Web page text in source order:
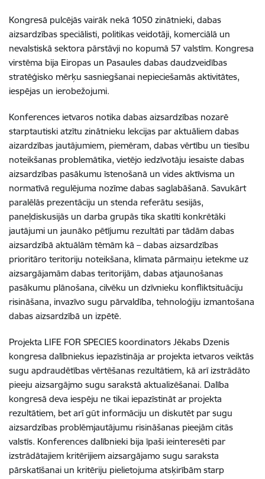
Kongresā pulcējās vairāk nekā 1050 zinātnieki, dabas
aizsardzības speciālisti, politikas veidotāji, komerciālā un
nevalstiskā sektora pārstāvji no kopumā 57 valstīm. Kongresa
virstēma bija Eiropas un Pasaules dabas daudzveidības
stratēģisko mērķu sasniegšanai nepieciešamās aktivitātes,
iespējas un ierobežojumi.
Konferences ietvaros notika dabas aizsardzības nozarē
starptautiski atzītu zinātnieku lekcijas par aktuāliem dabas
aizardzības jautājumiem, piemēram, dabas vērtību un tiesību
noteikšanas problemātika, vietējo iedzīvotāju iesaiste dabas
aizsardzības pasākumu īstenošanā un vides aktīvisma un
normatīvā regulējuma nozīme dabas saglabāšanā. Savukārt
paralēlās prezentāciju un stenda referātu sesijās,
paneļdiskusijās un darba grupās tika skatīti konkrētāki
jautājumi un jaunāko pētījumu rezultāti par tādām dabas
aizsardzībā aktuālām tēmām kā – dabas aizsardzības
prioritāro teritoriju noteikšana, klimata pārmaiņu ietekme uz
aizsargājamām dabas teritorijām, dabas atjaunošanas
pasākumu plānošana, cilvēku un dzīvnieku konfliktsituāciju
risināšana, invazīvo sugu pārvaldība, tehnoloģiju izmantošana
dabas aizsardzībā un izpētē.
Projekta LIFE FOR SPECIES koordinators Jēkabs Dzenis
kongresa dalībniekus iepazīstināja ar projekta ietvaros veiktās
sugu apdraudētības vērtēšanas rezultātiem, kā arī izstrādāto
pieeju aizsargājmo sugu sarakstā aktualizēšanai. Dalība
kongresā deva iespēju ne tikai iepazīstināt ar projekta
rezultātiem, bet arī gūt informāciju un diskutēt par sugu
aizsardzības problēmjautājumu risināšanas pieejām citās
valstīs. Konferences dalībnieki bija īpaši ieinteresēti par
izstrādātajiem kritērijiem aizsargājamo sugu saraksta
pārskatīšanai un kritēriju pielietojuma atsķirībām starp